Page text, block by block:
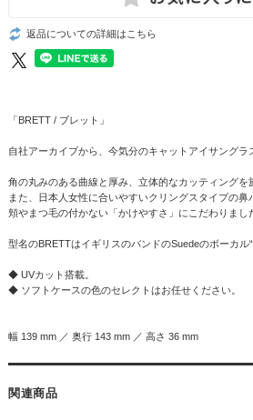
返品についての詳細はこちら
「BRETT / ブレット」
自社アーカイブから、今気分のキャットアイサングラ
角の丸みのある曲線と厚み、立体的なカッティングを
また、日本人女性に合いやすいクリングスタイプの鼻
頬やまつ毛の付かない「かけやすさ」にこだわりまし
型名のBRETTはイギリスのバンドのSuedeのボーカル
◆ UVカット搭載。
◆ ソフトケースの色のセレクトはお任せください。
幅 139 mm ／ 奥行 143 mm ／ 高さ 36 mm
関連商品